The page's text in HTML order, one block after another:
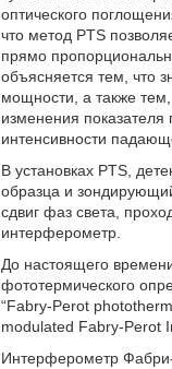
оптического
что метод PTS
прямо
объясняется тем, что
мощности, а также
изменения
интенсивности
В установках PTS,
образца и
сдвиг фаз света,
интерферометр.
До настоящего
фототермического
“Fabry-Perot
modulated Fabry-Perot
Интерферометр